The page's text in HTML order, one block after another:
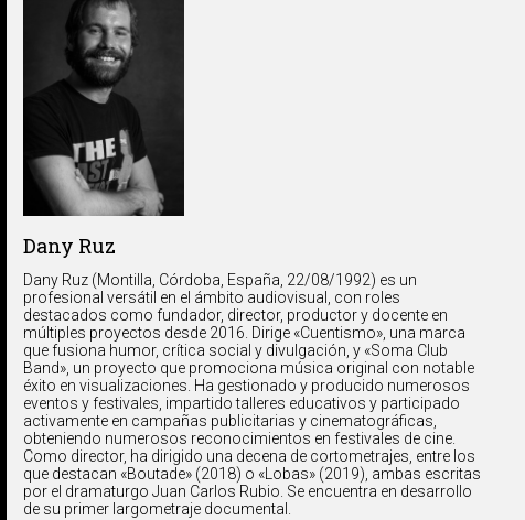
Dany Ruz
Dany Ruz (Montilla, Córdoba, España, 22/08/1992) es un
profesional versátil en el ámbito audiovisual, con roles
destacados como fundador, director, productor y docente en
múltiples proyectos desde 2016. Dirige «Cuentismo», una marca
que fusiona humor, crítica social y divulgación, y «Soma Club
Band», un proyecto que promociona música original con notable
éxito en visualizaciones. Ha gestionado y producido numerosos
eventos y festivales, impartido talleres educativos y participado
activamente en campañas publicitarias y cinematográficas,
obteniendo numerosos reconocimientos en festivales de cine.
Como director, ha dirigido una decena de cortometrajes, entre los
que destacan «Boutade» (2018) o «Lobas» (2019), ambas escritas
por el dramaturgo Juan Carlos Rubio. Se encuentra en desarrollo
de su primer largometraje documental.